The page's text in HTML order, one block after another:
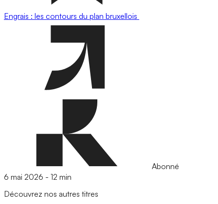
Engrais : les contours du plan bruxellois
Abonné
6 mai 2026 - 12 min
Découvrez nos autres titres